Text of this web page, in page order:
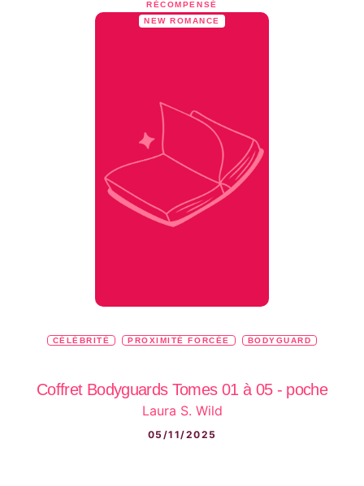
RÉCOMPENSÉ
NEW ROMANCE
CÉLÉBRITÉ PROXIMITÉ FORCÉE BODYGUARD
Coffret Bodyguards Tomes 01 à 05 - poche
Laura S. Wild
05/11/2025